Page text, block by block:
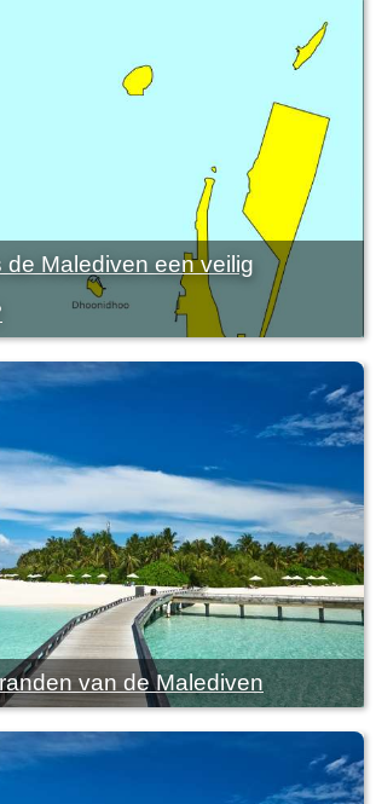
de Malediven een veilig
van de Malediven